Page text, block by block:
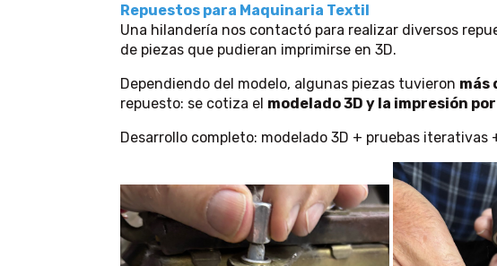
Repuestos para Maquinaria Textil
Una hilandería nos contactó para realizar diversos
de piezas que pudieran imprimirse en 3D.
Dependiendo del modelo, algunas piezas tuvieron más
repuesto: se cotiza el modelado 3D y la impresión
Desarrollo completo: modelado 3D + pruebas